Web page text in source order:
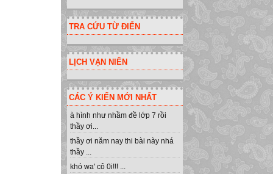
TRA CỨU TỪ ĐIỂN
LỊCH VẠN NIÊN
CÁC Ý KIẾN MỚI NHẤT
à hình như nhầm đề lớp 7 rồi
thầy ơi...
thầy ơi năm nay thi bài này nhá
thầy ...
khó wa' cô 0i!!! ...